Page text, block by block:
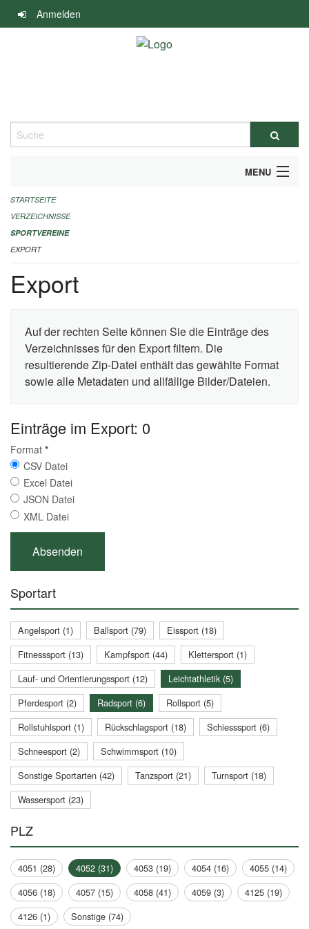
Navigation
überspringen
Anmelden
Suche
MENU
ALLGEMEINE INFORMATIONEN
FINANZIELLE UNTERSTÜTZUNG BENÖTIGT?
KONTAKT
STARTSEITE
VERZEICHNISSE
SPORTVEREINE
EXPORT
Export
Auf der rechten Seite können Sie die Einträge des
Verzeichnisses für den Export filtern. Die
resultierende Zip-Datei enthält das gewählte Format
sowie alle Metadaten und allfällige Bilder/Dateien.
Einträge im Export: 0
Format *
CSV Datei
Excel Datei
JSON Datei
XML Datei
Sportart
Angelsport (1) Ballsport (79)
Eissport (18)
Fitnesssport (13)
Kampfsport (44)
Klettersport (1)
Lauf- und Orientierungssport (12)
Leichtathletik (5)
Pferdesport (2)
Radsport (6)
Rollsport (5)
Rollstuhlsport (1)
Rückschlagsport (18)
Schiesssport (6)
Schneesport (2)
Schwimmsport (10)
Sonstige Sportarten (42)
Tanzsport (21)
Turnsport (18)
Wassersport (23)
PLZ
4051 (28) 4052 (31) 4053 (19) 4054 (16)
4055 (14)
4056 (18)
4057 (15) 4058 (41) 4059 (3)
4125 (19)
4126 (1)
Sonstige (74)